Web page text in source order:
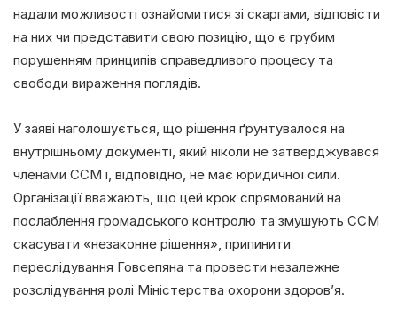
надали можливості ознайомитися зі скаргами, відповісти
на них чи представити свою позицію, що є грубим
порушенням принципів справедливого процесу та
свободи вираження поглядів.
У заяві наголошується, що рішення ґрунтувалося на
внутрішньому документі, який ніколи не затверджувався
членами CCM і, відповідно, не має юридичної сили.
Організації вважають, що цей крок спрямований на
послаблення громадського контролю та змушують CCM
скасувати «незаконне рішення», припинити
переслідування Говсепяна та провести незалежне
розслідування ролі Міністерства охорони здоров’я.